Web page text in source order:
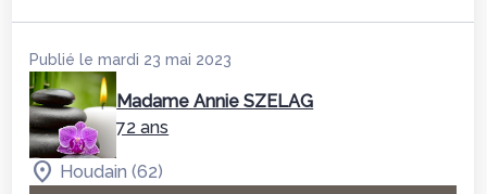
Publié le mardi 23 mai 2023
Madame Annie SZELAG
72 ans
Houdain (62)